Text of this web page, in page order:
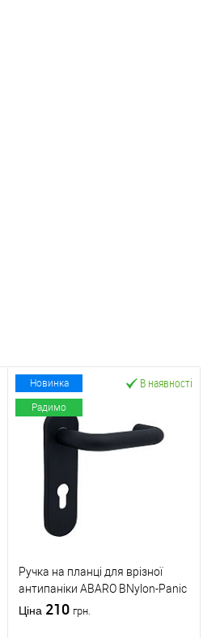
Новинка
Радимо
В наявності
Ручка на планці для врізної
антипаніки ABARO BNylon-Panic
Black натискна 72 мм чорна
Ціна 210 грн.